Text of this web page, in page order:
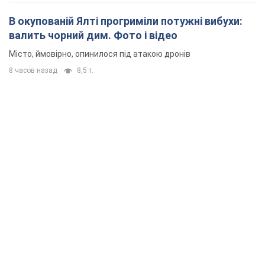
В окупованій Ялті прогриміли потужні вибухи:
валить чорний дим. Фото і відео
Місто, ймовірно, опинилося під атакою дронів
8 часов назад 8,5 т.